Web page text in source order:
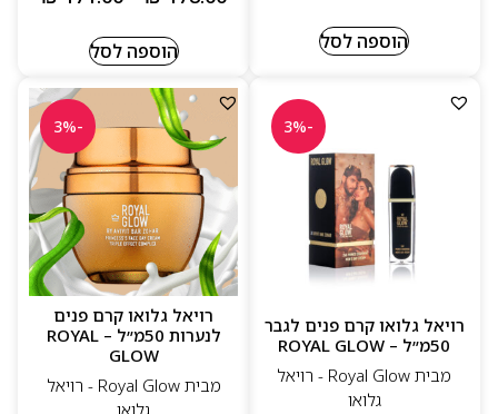
הוספה לסל הוספה לסל
-3%
רויאל גלואו קרם פנים לגבר
50מ״ל – ROYAL GLOW
מבית Royal Glow - רויאל
גלואו
-3%
רויאל גלואו קרם פנים
לנערות 50מ״ל – ROYAL
GLOW
מבית Royal Glow - רויאל